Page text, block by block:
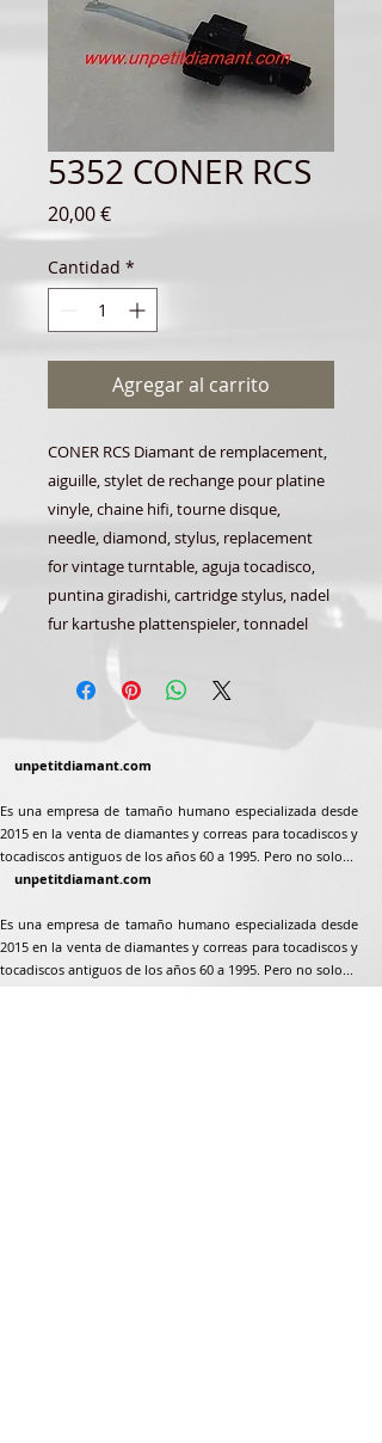
5352 CONER RCS
20,00 €Precio
Cantidad *
Agregar al carrito
CONER RCS Diamant de remplacement,
aiguille, stylet de rechange pour platine
vinyle, chaine hifi, tourne disque,
needle, diamond, stylus, replacement
for vintage turntable, aguja tocadisco,
puntina giradishi, cartridge stylus, nadel
fur kartushe plattenspieler, tonnadel
unpetitdiamant.com
Es una empresa de tamaño humano especializada desde
2015 en la venta de diamantes y correas para tocadiscos y
tocadiscos antiguos de los años 60 a 1995. Pero no solo...
unpetitdiamant.com
Es una empresa de tamaño humano especializada desde
2015 en la venta de diamantes y correas para tocadiscos y
tocadiscos antiguos de los años 60 a 1995. Pero no solo...